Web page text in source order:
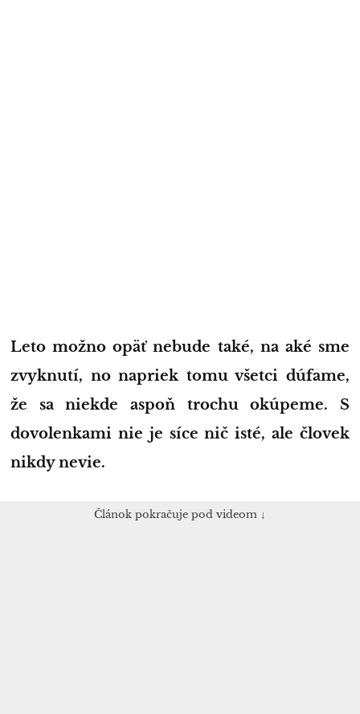
Leto možno opäť nebude také, na aké sme
zvyknutí, no napriek tomu všetci dúfame,
že sa niekde aspoň trochu okúpeme. S
dovolenkami nie je síce nič isté, ale človek
nikdy nevie.
Článok pokračuje pod videom ↓